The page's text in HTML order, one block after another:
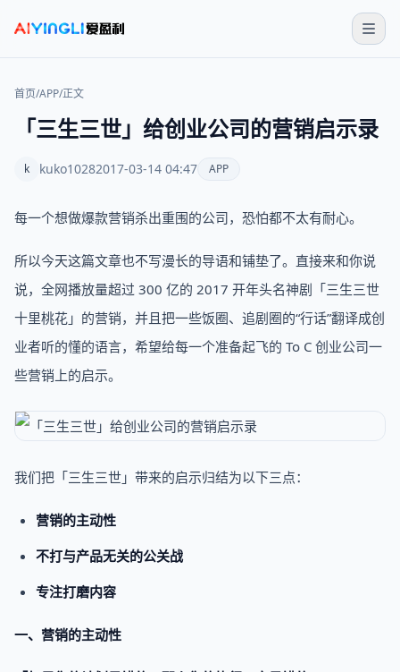
首页/APP/正文
「三生三世」给创业公司的营销启示录
k kuko10282017-03-14 04:47 APP
每一个想做爆款营销杀出重围的公司，恐怕都不太有耐心。
所以今天这篇文章也不写漫长的导语和铺垫了。直接来和你说
说，全网播放量超过 300 亿的 2017 开年头名神剧「三生三世
十里桃花」的营销，并且把一些饭圈、追剧圈的“行话”翻译成创
业者听的懂的语言，希望给每一个准备起飞的 To C 创业公司一
些营销上的启示。
我们把「三生三世」带来的启示归结为以下三点：
营销的主动性
不打与产品无关的公关战
专注打磨内容
一、营销的主动性